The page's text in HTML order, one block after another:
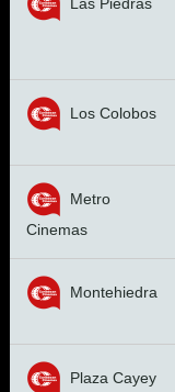
Los Colobos
Metro
Cinemas
Montehiedra
Plaza Cayey